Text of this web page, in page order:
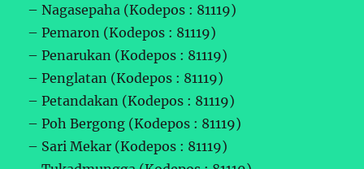
– Nagasepaha (Kodepos : 81119)
– Pemaron (Kodepos : 81119)
– Penarukan (Kodepos : 81119)
– Penglatan (Kodepos : 81119)
– Petandakan (Kodepos : 81119)
– Poh Bergong (Kodepos : 81119)
– Sari Mekar (Kodepos : 81119)